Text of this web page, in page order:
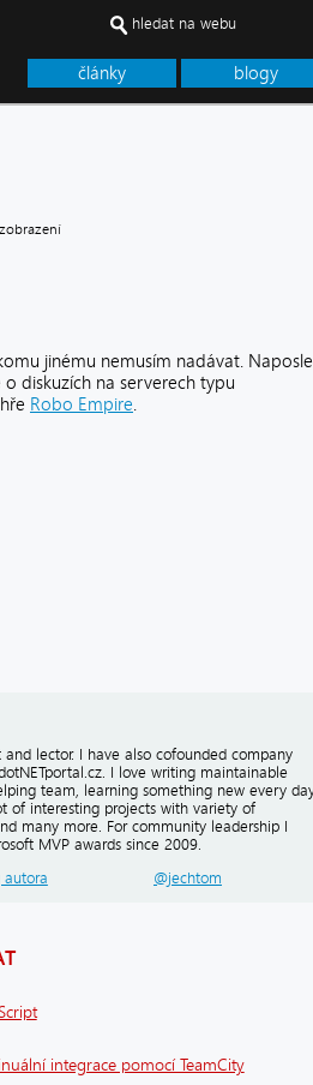
články blogy
hledat na webu
zobrazení
jinému nemusím nadávat.
o diskuzích na serverech typu
Robo Empire.
lector. I have also cofounded company
I love writing maintainable
team, learning something new every
of interesting projects with variety of
many more. For community leadership I
MVP awards since 2009.
autora @jechtom
integrace pomocí TeamCity